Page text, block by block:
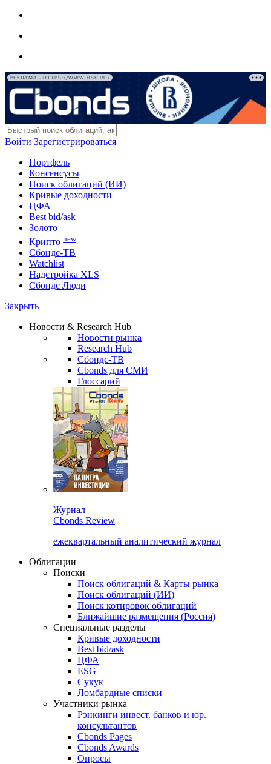
РЕКЛАМА • HTTPS://WWW.HSE.RU/
Войти Зарегистрироваться
Портфель
Консенсусы
Поиск облигаций (ИИ)
Кривые доходности
ЦФА
Best bid/ask
Золото
Крипто new
Сбондс-ТВ
Watchlist
Надстройка XLS
Сбондс Люди
Закрыть
Новости & Research Hub
Новости рынка
Research Hub
Сбондс-ТВ
Cbonds для СМИ
Глоссарий
Журнал
Cbonds Review
ежеквартальный аналитический журнал
Облигации
Поиски
Поиск облигаций & Карты рынка
Поиск облигаций (ИИ)
Поиск котировок облигаций
Ближайшие размещения (Россия)
Специальные разделы
Кривые доходности
Best bid/ask
ЦФА
ESG
Сукук
Ломбардные списки
Участники рынка
Рэнкинги инвест. банков и юр.
консультантов
Cbonds Pages
Cbonds Awards
Опросы